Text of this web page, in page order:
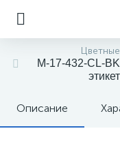
M-17-432-CL-
Описание